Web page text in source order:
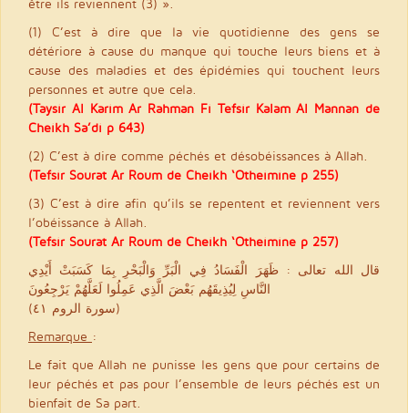
être ils reviennent (3) ».
(1) C’est à dire que la vie quotidienne des gens se
détériore à cause du manque qui touche leurs biens et à
cause des maladies et des épidémies qui touchent leurs
personnes et autre que cela.
(Taysir Al Karim Ar Rahman Fi Tefsir Kalam Al Mannan de
Cheikh Sa’di p 643)
(2) C’est à dire comme péchés et désobéissances à Allah.
(Tefsir Sourat Ar Roum de Cheikh ‘Otheimine p 255)
(3) C’est à dire afin qu’ils se repentent et reviennent vers
l’obéissance à Allah.
(Tefsir Sourat Ar Roum de Cheikh ‘Otheimine p 257)
قال الله تعالى : ظَهَرَ الْفَسَادُ فِي الْبَرِّ وَالْبَحْرِ بِمَا كَسَبَتْ أَيْدِي
النَّاسِ لِيُذِيقَهُم بَعْضَ الَّذِي عَمِلُوا لَعَلَّهُمْ يَرْجِعُونَ
(سورة الروم ٤١)
Remarque :
Le fait que Allah ne punisse les gens que pour certains de
leur péchés et pas pour l’ensemble de leurs péchés est un
bienfait de Sa part.